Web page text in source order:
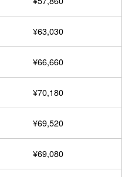
¥63,030
¥66,660
¥70,180
¥69,520
¥69,080